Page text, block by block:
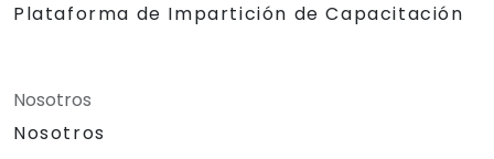
Plataforma de Impartición de Capacitación
Nosotros
Nosotros